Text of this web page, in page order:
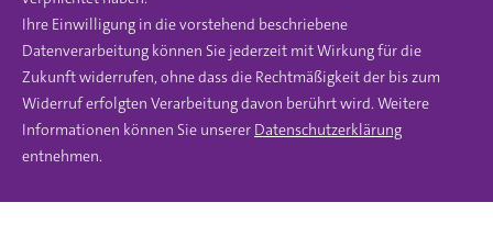
Ihre Einwilligung in die vorstehend beschriebene
Datenverarbeitung können Sie jederzeit mit Wirkung für die
Zukunft widerrufen, ohne dass die Rechtmäßigkeit der bis zum
Widerruf erfolgten Verarbeitung davon berührt wird. Weitere
Informationen können Sie unserer Datenschutzerklärung
entnehmen.